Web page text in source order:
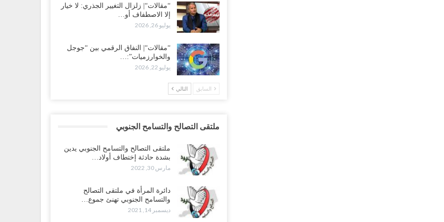
“مقالات“| زلزال التغيير الجذري: لا خيار
إلا الاصطفاف أو…
يوليو 26, 2026
“مقالات“| النفاق الرقمي بين “جوجل
والخوارزميات”:…
يوليو 22, 2026
السابق التالي
ملتقى التصالح والتسامح الجنوبي
ملتقى التصالح والتسامح الجنوبي يدين
بشدة حادثة إختطاف أولاد…
مارس 30, 2022
دائرة المرأة في ملتقى التصالح
والتسامح الجنوبي تهنئ جموع…
ديسمبر 14, 2021